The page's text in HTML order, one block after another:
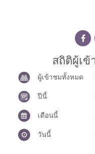
สถิติผู้เข้
ผู้เข้าชมทั้งหมด
ปีนี้
เดือนนี้
วันนี้